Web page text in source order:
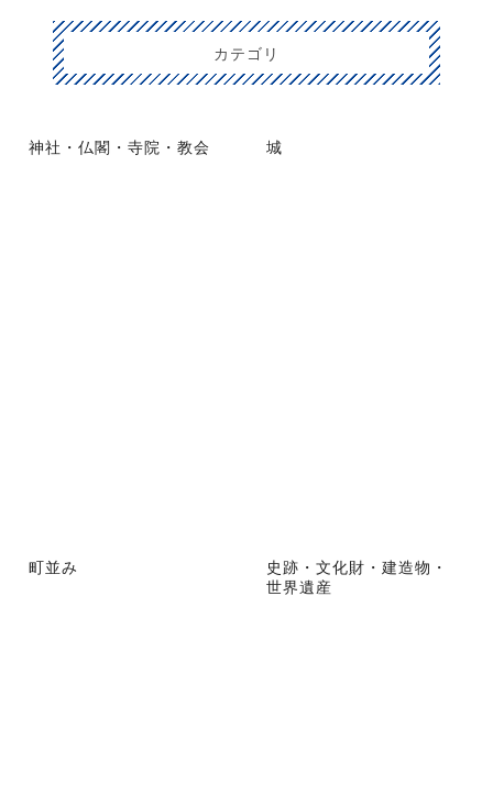
カテゴリ
神社・仏閣・寺院・教会 城
町並み
史跡・文化財・建造物・
世界遺産